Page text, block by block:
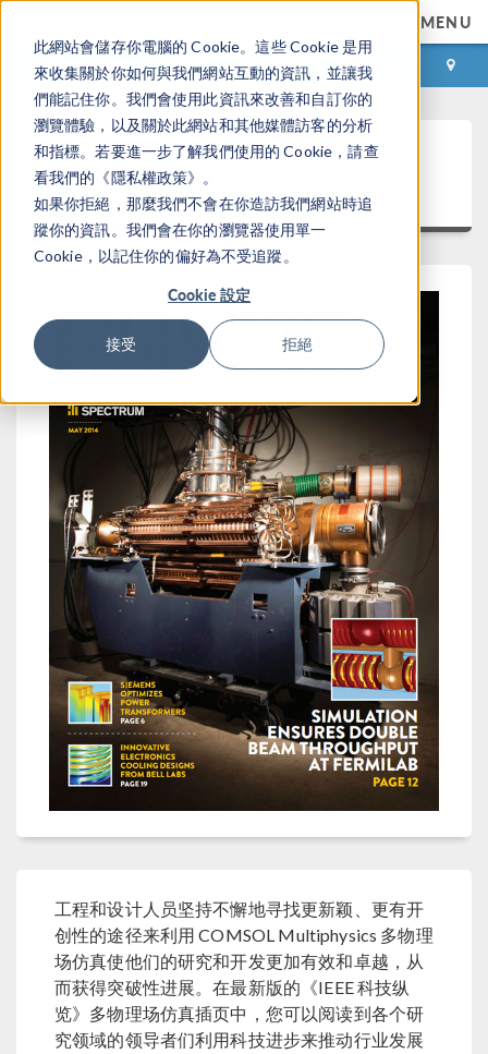
此網站會儲存你電腦的 Cookie。這些 Cookie 是用
來收集關於你如何與我們網站互動的資訊，並讓我
們能記住你。我們會使用此資訊來改善和自訂你的
瀏覽體驗，以及關於此網站和其他媒體訪客的分析
和指標。若要進一步了解我們使用的 Cookie，請查
看我們的《隱私權政策》。
如果你拒絕，那麼我們不會在你造訪我們網站時追
蹤你的資訊。我們會在你的瀏覽器使用單一
Cookie，以記住你的偏好為不受追蹤。
Cookie 設定
接受 拒絕
MENU
登录 咨询与购买
多物理场仿真:《IEEE
Spectrum》特刊 2014
工程和设计人员坚持不懈地寻找更新颖、更有开
创性的途径来利用 COMSOL Multiphysics 多物理
场仿真使他们的研究和开发更加有效和卓越，从
而获得突破性进展。在最新版的《IEEE 科技纵
览》多物理场仿真插页中，您可以阅读到各个研
究领域的领导者们利用科技进步来推动行业发展